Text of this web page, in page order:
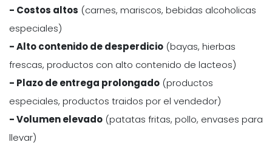
- Costos altos (carnes, mariscos, bebidas alcoholicas
especiales)
- Alto contenido de desperdicio (bayas, hierbas
frescas, productos con alto contenido de lacteos)
- Plazo de entrega prolongado (productos
especiales, productos traidos por el vendedor)
- Volumen elevado (patatas fritas, pollo, envases para
llevar)